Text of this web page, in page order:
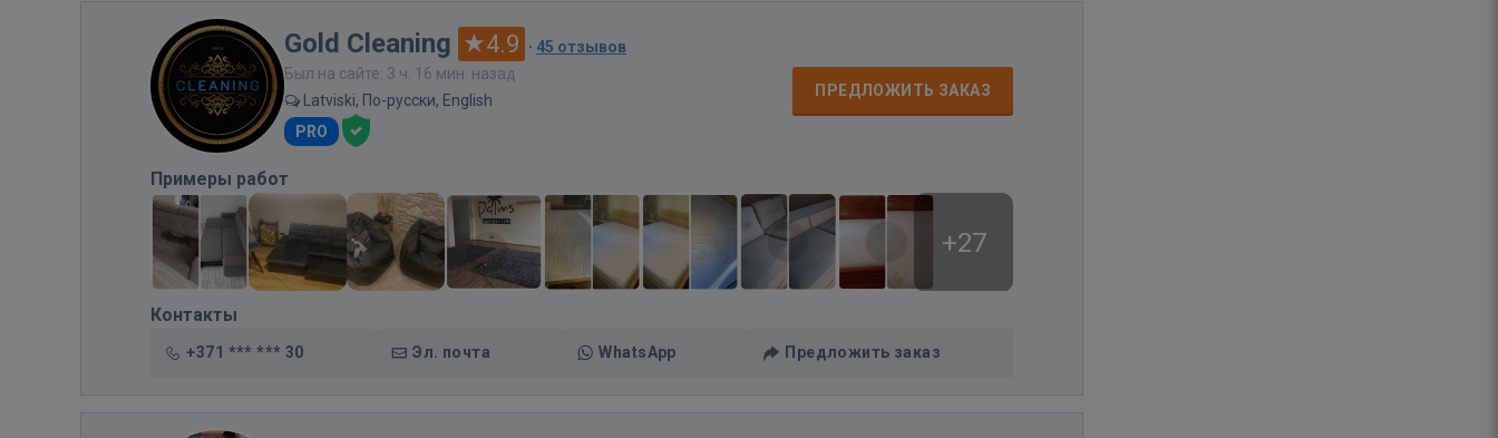
Gold Cleaning 4.9 · 45 отзывов
Был на сайте: 3 ч. 16 мин. назад
Latviski, По-русски, English
PRO
ПРЕДЛОЖИТЬ ЗАКАЗ
Примеры работ
+27
Контакты
+371 *** *** 30 Эл. почта WhatsApp Предложить заказ